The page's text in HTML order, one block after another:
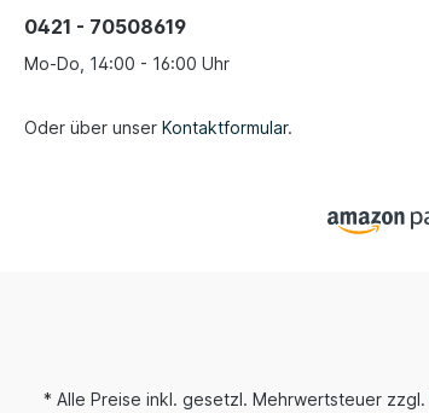
0421 - 70508619
Mo-Do, 14:00 - 16:00 Uhr
Oder über unser Kontaktformular.
* Alle Preise inkl. gesetzl. Mehrwertsteuer zzgl.